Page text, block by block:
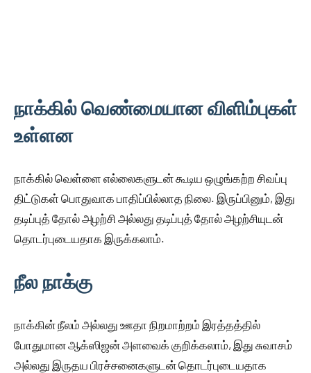
நாக்கில் வெண்மையான விளிம்புகள்
உள்ளன
நாக்கில் வெள்ளை எல்லைகளுடன் கூடிய ஒழுங்கற்ற சிவப்பு
திட்டுகள் பொதுவாக பாதிப்பில்லாத நிலை. இருப்பினும், இது
தடிப்புத் தோல் அழற்சி அல்லது தடிப்புத் தோல் அழற்சியுடன்
தொடர்புடையதாக இருக்கலாம்.
நீல நாக்கு
நாக்கின் நீலம் அல்லது ஊதா நிறமாற்றம் இரத்தத்தில்
போதுமான ஆக்ஸிஜன் அளவைக் குறிக்கலாம், இது சுவாசம்
அல்லது இருதய பிரச்சனைகளுடன் தொடர்புடையதாக